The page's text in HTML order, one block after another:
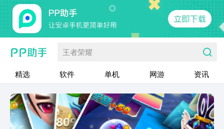
王者荣耀
精选 软件 单机 网游 资讯